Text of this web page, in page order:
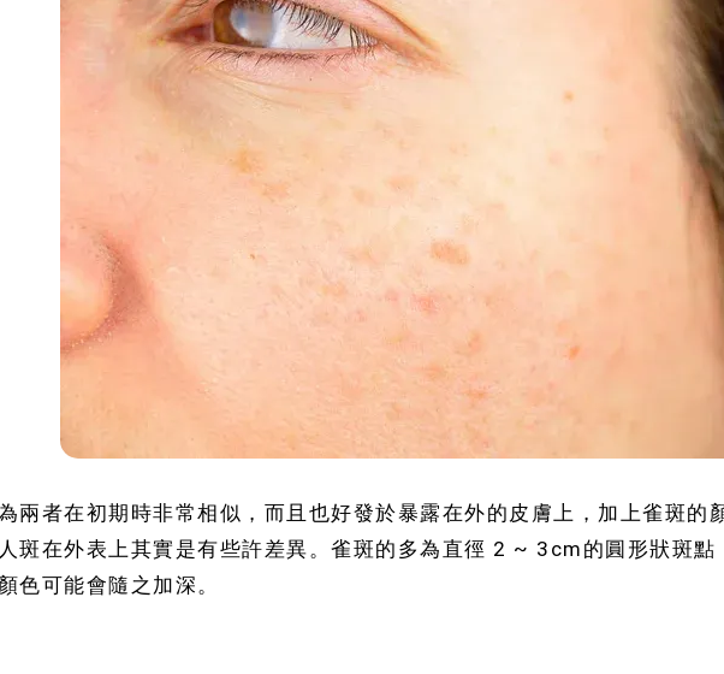
兩者在初期時非常相似，而且也好發於暴露在外的皮膚上，加上雀斑的
斑在外表上其實是有些許差異。雀斑的多為直徑 2 ~ 3cm的圓形狀斑